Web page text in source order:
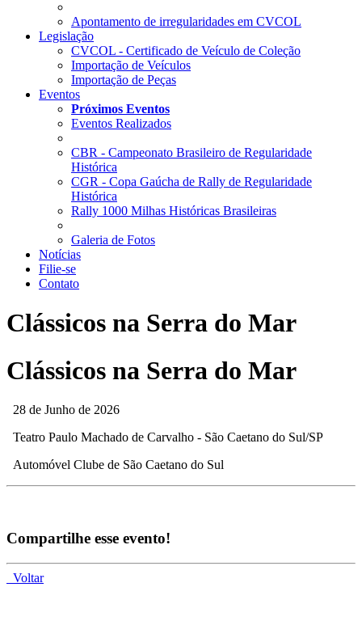
Apontamento de irregularidades em CVCOL
Legislação
CVCOL - Certificado de Veículo de Coleção
Importação de Veículos
Importação de Peças
Eventos
Próximos Eventos
Eventos Realizados
CBR - Campeonato Brasileiro de Regularidade
Histórica
CGR - Copa Gaúcha de Rally de Regularidade
Histórica
Rally 1000 Milhas Históricas Brasileiras
Galeria de Fotos
Notícias
Filie-se
Contato
Clássicos na Serra do Mar
Clássicos na Serra do Mar
28 de Junho de 2026
Teatro Paulo Machado de Carvalho - São Caetano do Sul/SP
Automóvel Clube de São Caetano do Sul
Compartilhe esse evento!
Voltar